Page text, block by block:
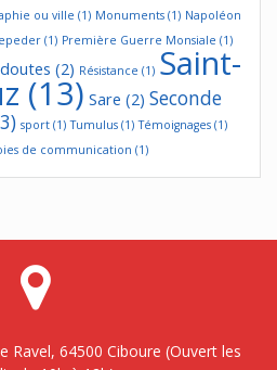
ou ville (1) Monuments (1) Napoléon
(1) Première Guerre Monsiale (1)
(2) Résistance (1) Saint-
(13) Sare (2) Seconde
sport (1) Tumulus (1) Témoignages (1)
de communication (1)
Ravel, 64500 Ciboure (Ouvert les